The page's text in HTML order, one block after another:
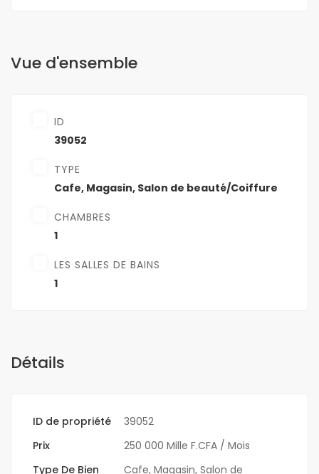
Vue d'ensemble
ID
39052
TYPE
Cafe, Magasin, Salon de beauté/Coiffure
CHAMBRES
1
LES SALLES DE BAINS
1
Détails
ID de propriété
39052
Prix
250 000 Mille F.CFA / Mois
Type De Bien
Cafe, Magasin, Salon de